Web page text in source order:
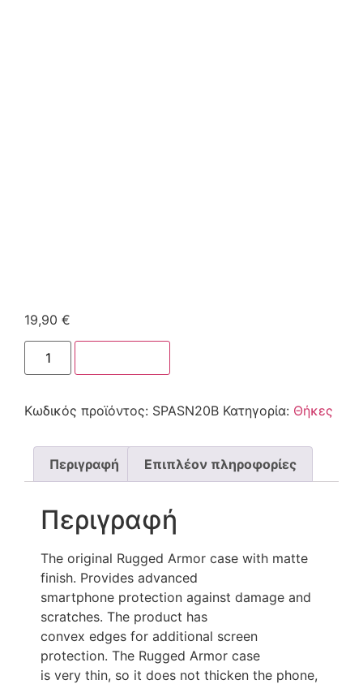
19,90 €
Κωδικός προϊόντος: SPASN20B Κατηγορία: Θήκες
Περιγραφή Επιπλέον πληροφορίες
Περιγραφή
The original Rugged Armor case with matte
finish. Provides advanced
smartphone protection against damage and
scratches. The product has
convex edges for additional screen
protection. The Rugged Armor case
is very thin, so it does not thicken the phone,